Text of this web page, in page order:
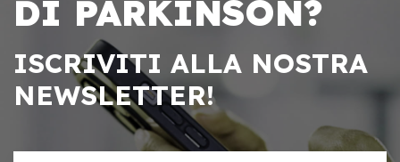
DI PARKINSON?
ISCRIVITI ALLA NOSTRA
NEWSLETTER!